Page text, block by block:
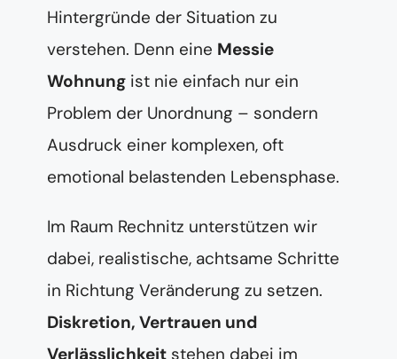
Hintergründe der Situation zu
verstehen. Denn eine Messie
Wohnung ist nie einfach nur ein
Problem der Unordnung – sondern
Ausdruck einer komplexen, oft
emotional belastenden Lebensphase.
Im Raum Rechnitz unterstützen wir
dabei, realistische, achtsame Schritte
in Richtung Veränderung zu setzen.
Diskretion, Vertrauen und
Verlässlichkeit stehen dabei im